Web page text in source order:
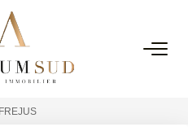
FREJUS